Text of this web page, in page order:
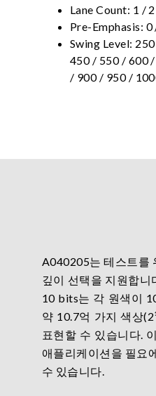
Lane Count: 1 /
Pre-Emphasis:
Swing Level:
450 / 550 / 600
/ 900 / 950 /
A040205는 테스트를
깊이 선택을 지원합니
10 bits는 각 원색이
약 10.7억 가지 색상
표현할 수 있습니다.
애플리케이션을 필요
수 있습니다.